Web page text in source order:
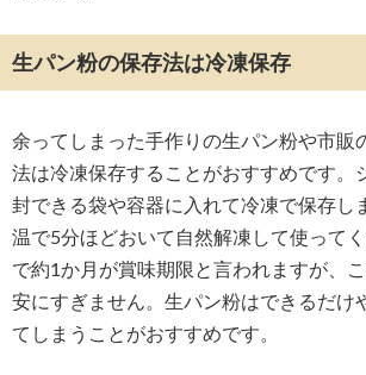
生パン粉の保存法は冷凍保存
余ってしまった手作りの生パン粉や市販
法は冷凍保存することがおすすめです。
封できる袋や容器に入れて冷凍で保存し
温で5分ほどおいて自然解凍して使って
で約1か月が賞味期限と言われますが、
安にすぎません。生パン粉はできるだけ
てしまうことがおすすめです。